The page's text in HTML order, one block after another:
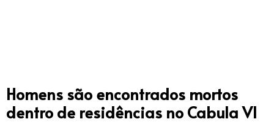
Homens são encontrados mortos
dentro de residências no Cabula VI